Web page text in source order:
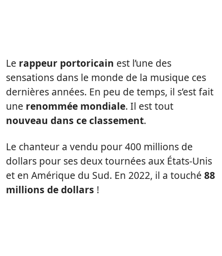
Le rappeur portoricain est l’une des
sensations dans le monde de la musique ces
dernières années. En peu de temps, il s’est fait
une renommée mondiale. Il est tout
nouveau dans ce classement.
Le chanteur a vendu pour 400 millions de
dollars pour ses deux tournées aux États-Unis
et en Amérique du Sud. En 2022, il a touché 88
millions de dollars !